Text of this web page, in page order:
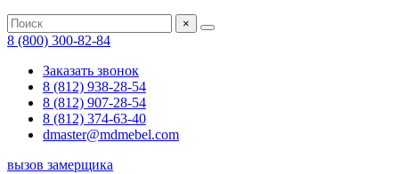
×
8 (800) 300-82-84
Заказать звонок
8 (812) 938-28-54
8 (812) 907-28-54
8 (812) 374-63-40
dmaster@mdmebel.com
вызов замерщика